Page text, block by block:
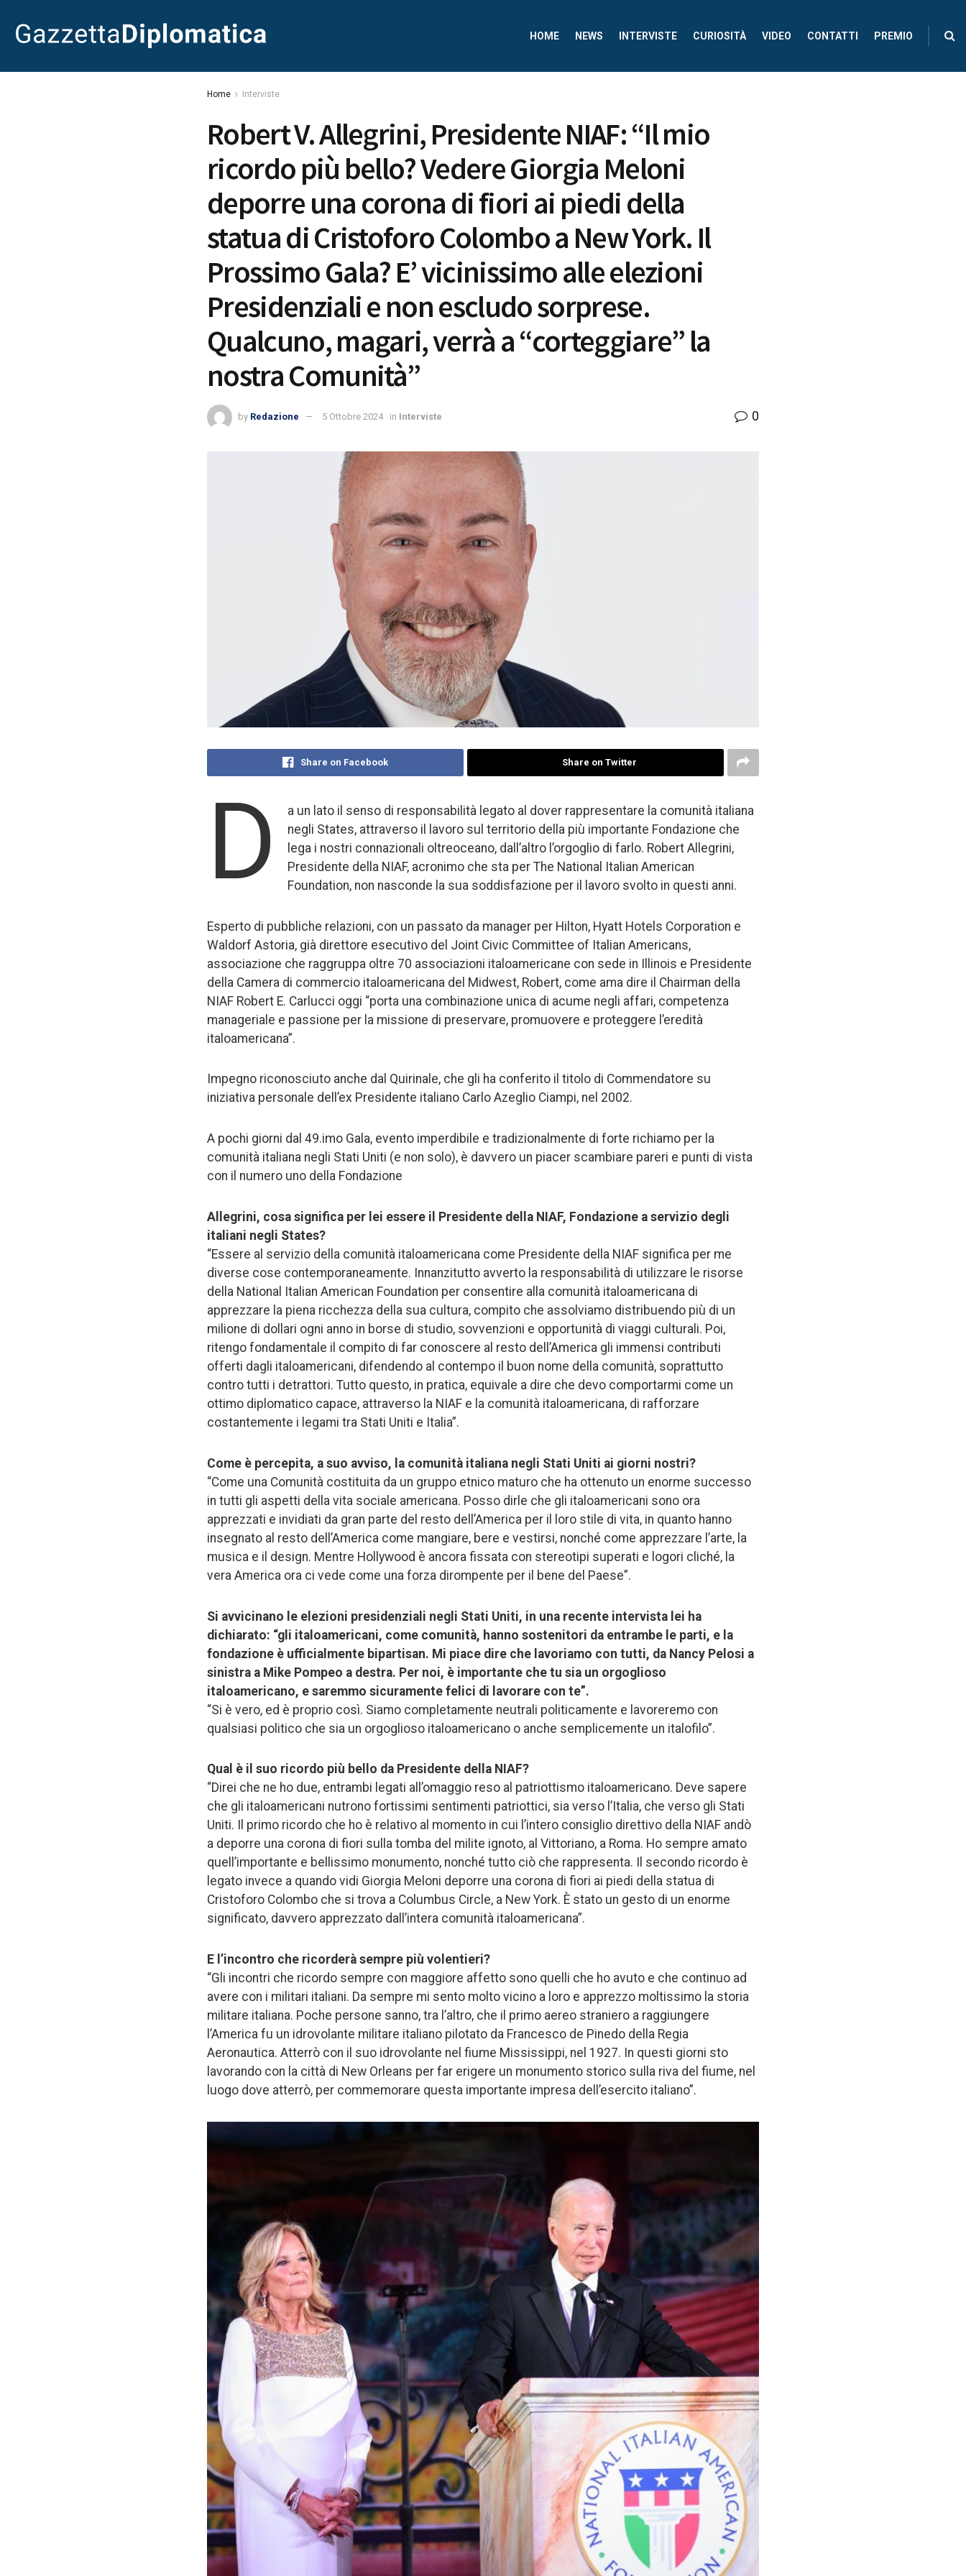
HOME NEWS INTERVISTE CURIOSITÀ VIDEO CONTATTI PREMIO
Home Interviste
Robert V. Allegrini, Presidente NIAF: “Il mio
ricordo più bello? Vedere Giorgia Meloni
deporre una corona di fiori ai piedi della
statua di Cristoforo Colombo a New York. Il
Prossimo Gala? E’ vicinissimo alle elezioni
Presidenziali e non escludo sorprese.
Qualcuno, magari, verrà a “corteggiare” la
nostra Comunità”
by Redazione 5 Ottobre 2024 in Interviste 0
Share on Facebook Share on Twitter
D
a un lato il senso di responsabilità legato al dover rappresentare la comunità italiana
negli States, attraverso il lavoro sul territorio della più importante Fondazione che
lega i nostri connazionali oltreoceano, dall’altro l’orgoglio di farlo. Robert Allegrini,
Presidente della NIAF, acronimo che sta per The National Italian American
Foundation, non nasconde la sua soddisfazione per il lavoro svolto in questi anni.
Esperto di pubbliche relazioni, con un passato da manager per Hilton, Hyatt Hotels Corporation e
Waldorf Astoria, già direttore esecutivo del Joint Civic Committee of Italian Americans,
associazione che raggruppa oltre 70 associazioni italoamericane con sede in Illinois e Presidente
della Camera di commercio italoamericana del Midwest, Robert, come ama dire il Chairman della
NIAF Robert E. Carlucci oggi “porta una combinazione unica di acume negli affari, competenza
manageriale e passione per la missione di preservare, promuovere e proteggere l’eredità
italoamericana”.
Impegno riconosciuto anche dal Quirinale, che gli ha conferito il titolo di Commendatore su
iniziativa personale dell’ex Presidente italiano Carlo Azeglio Ciampi, nel 2002.
A pochi giorni dal 49.imo Gala, evento imperdibile e tradizionalmente di forte richiamo per la
comunità italiana negli Stati Uniti (e non solo), è davvero un piacer scambiare pareri e punti di vista
con il numero uno della Fondazione
Allegrini, cosa significa per lei essere il Presidente della NIAF, Fondazione a servizio degli
italiani negli States?
“Essere al servizio della comunità italoamericana come Presidente della NIAF significa per me
diverse cose contemporaneamente. Innanzitutto avverto la responsabilità di utilizzare le risorse
della National Italian American Foundation per consentire alla comunità italoamericana di
apprezzare la piena ricchezza della sua cultura, compito che assolviamo distribuendo più di un
milione di dollari ogni anno in borse di studio, sovvenzioni e opportunità di viaggi culturali. Poi,
ritengo fondamentale il compito di far conoscere al resto dell’America gli immensi contributi
offerti dagli italoamericani, difendendo al contempo il buon nome della comunità, soprattutto
contro tutti i detrattori. Tutto questo, in pratica, equivale a dire che devo comportarmi come un
ottimo diplomatico capace, attraverso la NIAF e la comunità italoamericana, di rafforzare
costantemente i legami tra Stati Uniti e Italia”.
Come è percepita, a suo avviso, la comunità italiana negli Stati Uniti ai giorni nostri?
“Come una Comunità costituita da un gruppo etnico maturo che ha ottenuto un enorme successo
in tutti gli aspetti della vita sociale americana. Posso dirle che gli italoamericani sono ora
apprezzati e invidiati da gran parte del resto dell’America per il loro stile di vita, in quanto hanno
insegnato al resto dell’America come mangiare, bere e vestirsi, nonché come apprezzare l’arte, la
musica e il design. Mentre Hollywood è ancora fissata con stereotipi superati e logori cliché, la
vera America ora ci vede come una forza dirompente per il bene del Paese”.
Si avvicinano le elezioni presidenziali negli Stati Uniti, in una recente intervista lei ha
dichiarato: “gli italoamericani, come comunità, hanno sostenitori da entrambe le parti, e la
fondazione è ufficialmente bipartisan. Mi piace dire che lavoriamo con tutti, da Nancy Pelosi a
sinistra a Mike Pompeo a destra. Per noi, è importante che tu sia un orgoglioso
italoamericano, e saremmo sicuramente felici di lavorare con te”.
“Si è vero, ed è proprio così. Siamo completamente neutrali politicamente e lavoreremo con
qualsiasi politico che sia un orgoglioso italoamericano o anche semplicemente un italofilo”.
Qual è il suo ricordo più bello da Presidente della NIAF?
“Direi che ne ho due, entrambi legati all’omaggio reso al patriottismo italoamericano. Deve sapere
che gli italoamericani nutrono fortissimi sentimenti patriottici, sia verso l’Italia, che verso gli Stati
Uniti. Il primo ricordo che ho è relativo al momento in cui l’intero consiglio direttivo della NIAF andò
a deporre una corona di fiori sulla tomba del milite ignoto, al Vittoriano, a Roma. Ho sempre amato
quell’importante e bellissimo monumento, nonché tutto ciò che rappresenta. Il secondo ricordo è
legato invece a quando vidi Giorgia Meloni deporre una corona di fiori ai piedi della statua di
Cristoforo Colombo che si trova a Columbus Circle, a New York. È stato un gesto di un enorme
significato, davvero apprezzato dall’intera comunità italoamericana”.
E l’incontro che ricorderà sempre più volentieri?
“Gli incontri che ricordo sempre con maggiore affetto sono quelli che ho avuto e che continuo ad
avere con i militari italiani. Da sempre mi sento molto vicino a loro e apprezzo moltissimo la storia
militare italiana. Poche persone sanno, tra l’altro, che il primo aereo straniero a raggiungere
l’America fu un idrovolante militare italiano pilotato da Francesco de Pinedo della Regia
Aeronautica. Atterrò con il suo idrovolante nel fiume Mississippi, nel 1927. In questi giorni sto
lavorando con la città di New Orleans per far erigere un monumento storico sulla riva del fiume, nel
luogo dove atterrò, per commemorare questa importante impresa dell’esercito italiano”.